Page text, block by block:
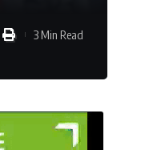
3 Min Read